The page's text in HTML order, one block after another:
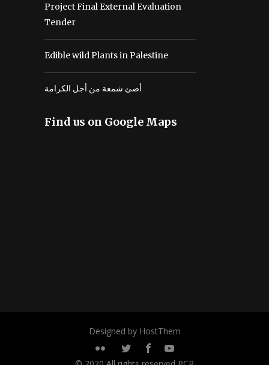
Project Final External Evaluation
Tender
Edible wild Plants in Palestine
أضئ شمعة من أجل الكرامة
Find us on Google Maps
Designed by HostThem